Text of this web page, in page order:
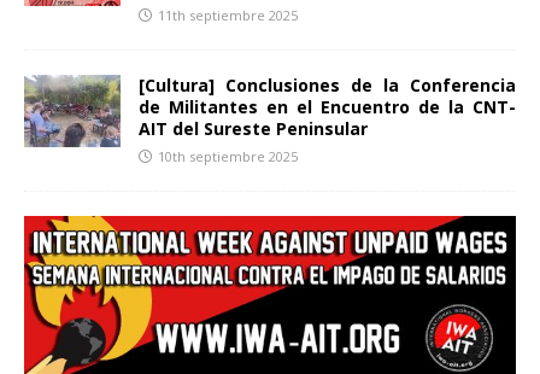
11th septiembre 2025
[Cultura] Conclusiones de la Conferencia
de Militantes en el Encuentro de la CNT-
AIT del Sureste Peninsular
10th septiembre 2025